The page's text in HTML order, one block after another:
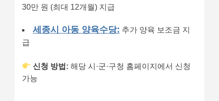
30만 원 (최대 12개월) 지급
세종시 아동 양육수당: 추가 양육 보조금 지
급
신청 방법: 해당 시·군·구청 홈페이지에서 신청
가능